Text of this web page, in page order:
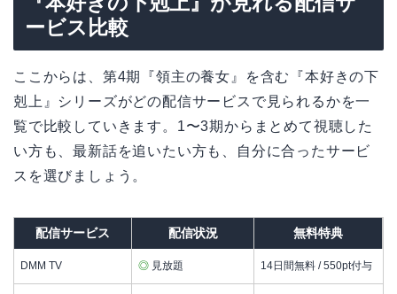
ービス比較
ここからは、第4期『領主の養女』を含む『本好きの下
剋上』シリーズがどの配信サービスで見られるかを一
覧で比較していきます。1〜3期からまとめて視聴した
い方も、最新話を追いたい方も、自分に合ったサービ
スを選びましょう。
配信サービス 配信状況 無料特典
DMM TV ◎ 見放題 14日間無料 / 550pt付与